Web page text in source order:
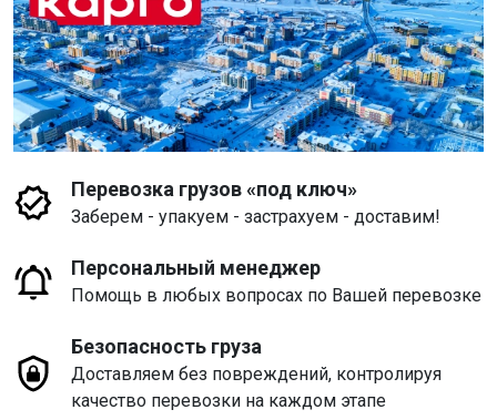
Перевозка грузов «под ключ»
Заберем - упакуем - застрахуем - доставим!
Персональный менеджер
Помощь в любых вопросах по Вашей перевозке
Безопасность груза
Доставляем без повреждений, контролируя
качество перевозки на каждом этапе